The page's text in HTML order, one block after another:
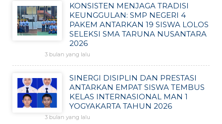
KONSISTEN MENJAGA TRADISI
KEUNGGULAN: SMP NEGERI 4
PAKEM ANTARKAN 19 SISWA LOLOS
SELEKSI SMA TARUNA NUSANTARA
2026
3 bulan yang lalu
SINERGI DISIPLIN DAN PRESTASI
ANTARKAN EMPAT SISWA TEMBUS
KELAS INTERNASIONAL MAN 1
YOGYAKARTA TAHUN 2026
3 bulan yang lalu